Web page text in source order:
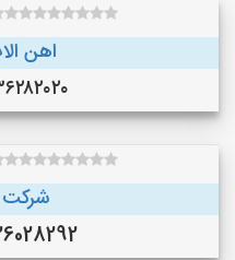
اهن
شرکت
09126028292